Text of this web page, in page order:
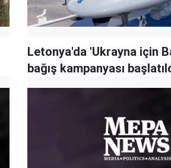
Letonya'da 'Ukrayna için
bağış kampanyası